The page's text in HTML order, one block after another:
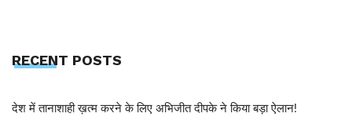
RECENT POSTS
देश में तानाशाही ख़त्म करने के लिए अभिजीत दीपके ने किया बड़ा ऐलान!